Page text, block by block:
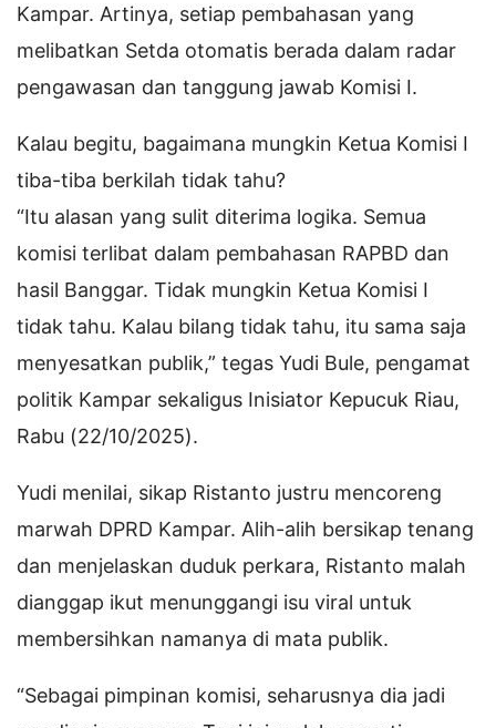
Kampar. Artinya, setiap pembahasan yang
melibatkan Setda otomatis berada dalam radar
pengawasan dan tanggung jawab Komisi I.
Kalau begitu, bagaimana mungkin Ketua Komisi I
tiba-tiba berkilah tidak tahu?
“Itu alasan yang sulit diterima logika. Semua
komisi terlibat dalam pembahasan RAPBD dan
hasil Banggar. Tidak mungkin Ketua Komisi I
tidak tahu. Kalau bilang tidak tahu, itu sama saja
menyesatkan publik,” tegas Yudi Bule, pengamat
politik Kampar sekaligus Inisiator Kepucuk Riau,
Rabu (22/10/2025).
Yudi menilai, sikap Ristanto justru mencoreng
marwah DPRD Kampar. Alih-alih bersikap tenang
dan menjelaskan duduk perkara, Ristanto malah
dianggap ikut menunggangi isu viral untuk
membersihkan namanya di mata publik.
“Sebagai pimpinan komisi, seharusnya dia jadi